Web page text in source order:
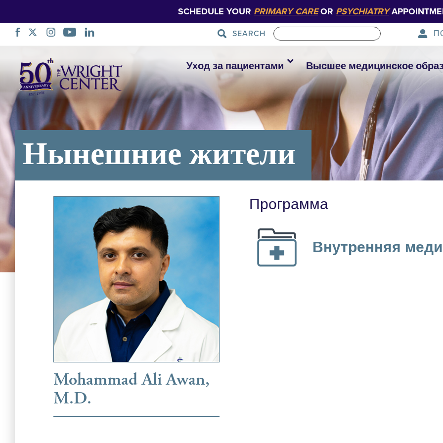
SCHEDULE YOUR PRIMARY CAREOR PSYCHIATRY
SEARCH
Пропустить
навигацию
Уход за пациентами Высшее медицинское
Нынешние жители
Mohammad Ali Awan,
M.D.
Программа
Внутренняя